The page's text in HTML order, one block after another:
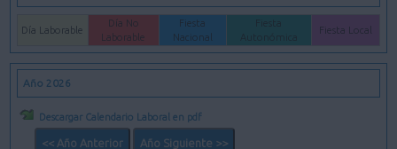
INFORMACIÓN MUNICIPAL
AYUDA
Día Laborable
Día No
Laborable
Fiesta
Nacional
Fiesta Local
Año 2026
Descargar Calendario Laboral en pdf
<< Año Anterior Año Siguiente >>